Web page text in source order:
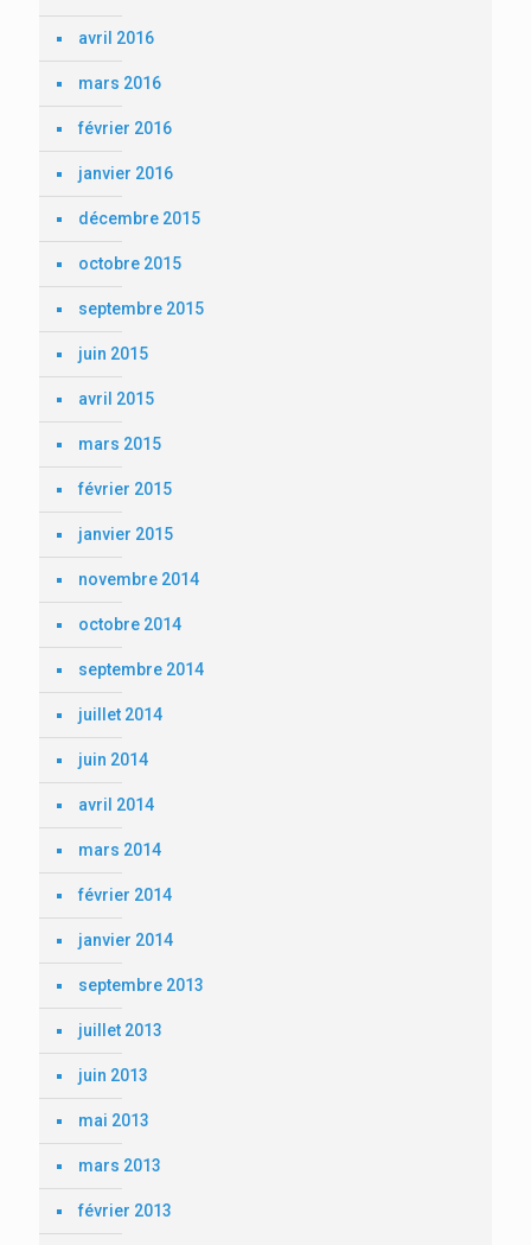
avril 2016
mars 2016
février 2016
janvier 2016
décembre 2015
octobre 2015
septembre 2015
juin 2015
avril 2015
mars 2015
février 2015
janvier 2015
novembre 2014
octobre 2014
septembre 2014
juillet 2014
juin 2014
avril 2014
mars 2014
février 2014
janvier 2014
septembre 2013
juillet 2013
juin 2013
mai 2013
mars 2013
février 2013